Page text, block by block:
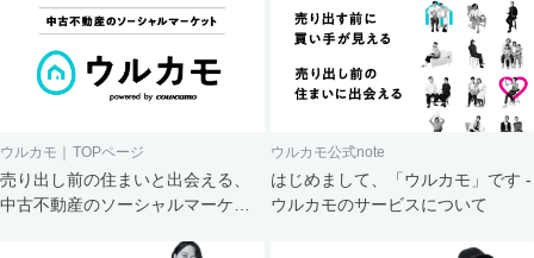
ウルカモ｜TOPページ
売り出し前の住まいと出会える、
中古不動産のソーシャルマーケッ
ウルカモ公式note
はじめまして、「ウルカモ」です -
ウルカモのサービスについて